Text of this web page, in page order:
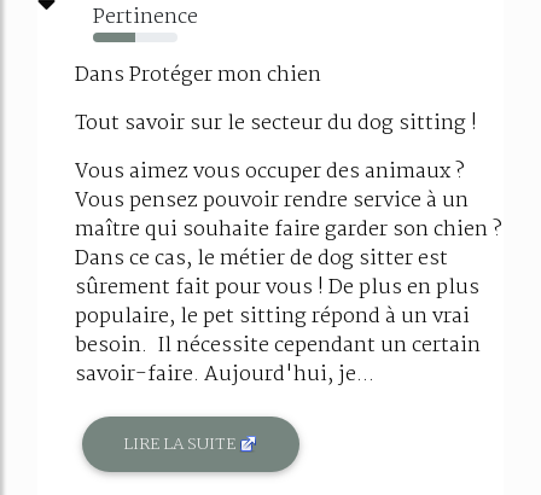
Pertinence
50%
Dans Protéger mon chien
Tout savoir sur le secteur du dog sitting !
Vous aimez vous occuper des animaux ?
Vous pensez pouvoir rendre service à un
maître qui souhaite faire garder son chien ?
Dans ce cas, le métier de dog sitter est
sûrement fait pour vous ! De plus en plus
populaire, le pet sitting répond à un vrai
besoin. Il nécessite cependant un certain
savoir-faire. Aujourd'hui, je...
LIRE LA SUITE